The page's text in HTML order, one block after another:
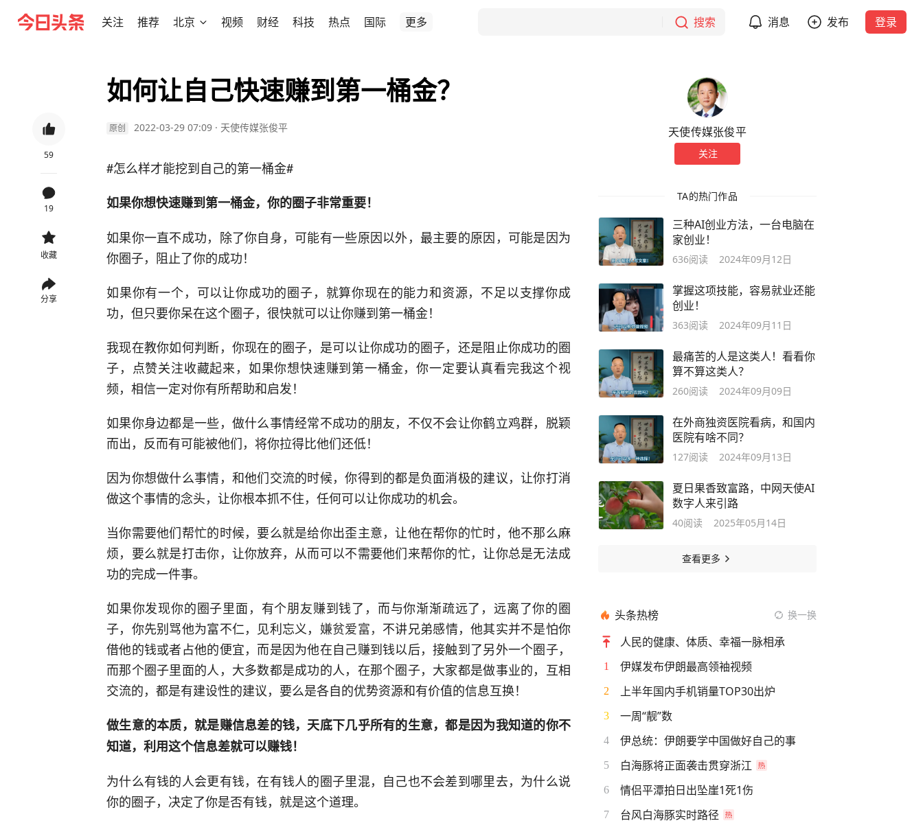
关注 推荐 北京 视频 财经 科技 热点 国际 更多 搜索 消息 发布 登录
59
19
收藏
分享
如何让自己快速赚到第一桶金？
原创 2022-03-29 07:09 · 天使传媒张俊平
#怎么样才能挖到自己的第一桶金#
如果你想快速赚到第一桶金，你的圈子非常重要！
如果你一直不成功，除了你自身，可能有一些原因以外，最主要的原因，可能是因为
你圈子，阻止了你的成功！
如果你有一个，可以让你成功的圈子，就算你现在的能力和资源，不足以支撑你成
功，但只要你呆在这个圈子，很快就可以让你赚到第一桶金！
我现在教你如何判断，你现在的圈子，是可以让你成功的圈子，还是阻止你成功的圈
子，点赞关注收藏起来，如果你想快速赚到第一桶金，你一定要认真看完我这个视
频，相信一定对你有所帮助和启发！
如果你身边都是一些，做什么事情经常不成功的朋友，不仅不会让你鹤立鸡群，脱颖
而出，反而有可能被他们，将你拉得比他们还低！
因为你想做什么事情，和他们交流的时候，你得到的都是负面消极的建议，让你打消
做这个事情的念头，让你根本抓不住，任何可以让你成功的机会。
当你需要他们帮忙的时候，要么就是给你出歪主意，让他在帮你的忙时，他不那么麻
烦，要么就是打击你，让你放弃，从而可以不需要他们来帮你的忙，让你总是无法成
功的完成一件事。
如果你发现你的圈子里面，有个朋友赚到钱了，而与你渐渐疏远了，远离了你的圈
子，你先别骂他为富不仁，见利忘义， 嫌贫爱富， 不讲兄弟感情，他其实并不是怕你
借他的钱或者占他的便宜，而是因为他在自己赚到钱以后，接触到了另外一个圈子，
而那个圈子里面的人，大多数都是成功的人，在那个圈子，大家都是做事业的，互相
交流的，都是有建设性的建议，要么是各自的优势资源和有价值的信息互换！
做生意的本质，就是赚信息差的钱，天底下几乎所有的生意，都是因为我知道的你不
知道，利用这个信息差就可以赚钱！
为什么有钱的人会更有钱，在有钱人的圈子里混，自己也不会差到哪里去，为什么说
你的圈子，决定了你是否有钱，就是这个道理。
天使传媒张俊平
关注
TA的热门作品
三种AI创业方法，一台电脑在
家创业！
636阅读 2024年09月12日
掌握这项技能，容易就业还能
创业！
363阅读 2024年09月11日
最痛苦的人是这类人！看看你
算不算这类人？
260阅读 2024年09月09日
在外商独资医院看病，和国内
医院有啥不同？
127阅读 2024年09月13日
夏日果香致富路，中网天使AI
数字人来引路
40阅读 2025年05月14日
查看更多
头条热榜 换一换
人民的健康、体质、幸福一脉相承
1 伊媒发布伊朗最高领袖视频
2 上半年国内手机销量TOP30出炉
3 一周“靓”数
4 伊总统：伊朗要学中国做好自己的事
5 白海豚将正面袭击贯穿浙江
6 情侣平潭拍日出坠崖1死1伤
7 台风白海豚实时路径